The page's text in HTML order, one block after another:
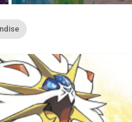
disponible con buceo y